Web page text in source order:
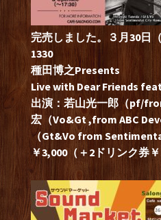
完売しました。３月30日
1330
種田博之Presents
Live with Dear Friends
出演：若山光一郎（pf/
宏（Vo&Gt ,from ABC
（Gt&Vo from
￥3,000（＋2ドリンク券￥